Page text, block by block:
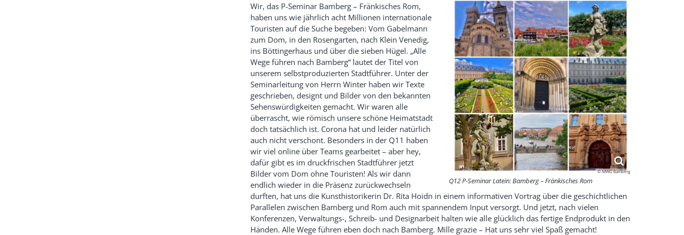
© MWG Bamberg
Q12 P-Seminar Latein: Bamberg – Fränkisches Rom
Wir, das P-Seminar Bamberg – Fränkisches Rom,
haben uns wie jährlich acht Millionen internationale
Touristen auf die Suche begeben: Vom Gabelmann
zum Dom, in den Rosengarten, nach Klein Venedig,
ins Böttingerhaus und über die sieben Hügel. „Alle
Wege führen nach Bamberg“ lautet der Titel von
unserem selbstproduzierten Stadtführer. Unter der
Seminarleitung von Herrn Winter haben wir Texte
geschrieben, designt und Bilder von den bekannten
Sehenswürdigkeiten gemacht. Wir waren alle
überrascht, wie römisch unsere schöne Heimatstadt
doch tatsächlich ist. Corona hat und leider natürlich
auch nicht verschont. Besonders in der Q11 haben
wir viel online über Teams gearbeitet – aber hey,
dafür gibt es im druckfrischen Stadtführer jetzt
Bilder vom Dom ohne Touristen! Als wir dann
endlich wieder in die Präsenz zurückwechseln
durften, hat uns die Kunsthistorikerin Dr. Rita Hoidn in einem informativen Vortrag über die geschichtlichen
Parallelen zwischen Bamberg und Rom auch mit spannendem Input versorgt. Und jetzt, nach vielen
Konferenzen, Verwaltungs-, Schreib- und Designarbeit halten wie alle glücklich das fertige Endprodukt in den
Händen. Alle Wege führen eben doch nach Bamberg. Mille grazie – Hat uns sehr viel Spaß gemacht!